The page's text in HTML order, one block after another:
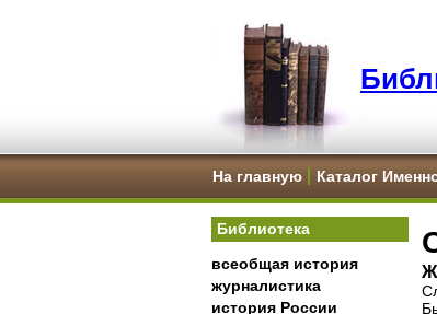
На главную Каталог
Библиотека
всеобщая история
журналистика
история России